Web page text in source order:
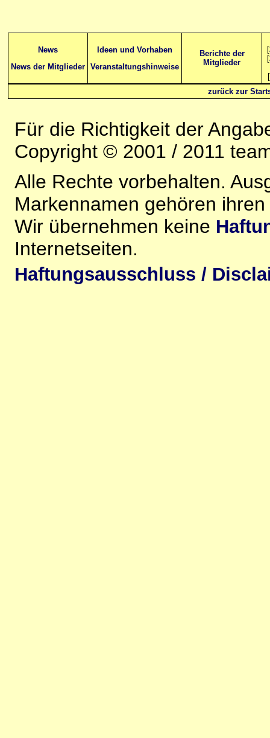
News
News der Mitglieder
Ideen und Vorhaben
Veranstaltungshinweise
Berichte der
Mitglieder
[
[
[
zurück zur
Für die Richtigkeit der
Copyright © 2001 / 2011
Alle Rechte vorbehalten.
Markennamen gehören
Wir übernehmen keine
Internetseiten.
Haftungsausschluss /